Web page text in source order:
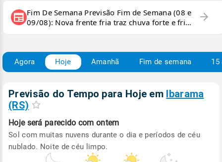
newspaper Fim De Semana Previsão Fim de Semana (08 e
09/08): Nova frente fria traz chuva forte e frio
para áreas do país
arrow_forward
Agora Hoje Amanhã Fim de semana 15
Previsão do Tempo para Hoje em Ibarama
(RS)
Hoje será parecido com ontem
Sol com muitas nuvens durante o dia e períodos de céu
nublado. Noite de céu limpo.